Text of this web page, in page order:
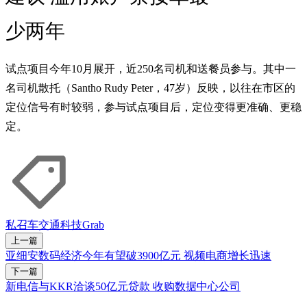
少两年
试点项目今年10月展开，近250名司机和送餐员参与。其中一
名司机散托（Santho Rudy Peter，47岁）反映，以往在市区的
定位信号有时较弱，参与试点项目后，定位变得更准确、更稳
定。
私召车交通科技Grab
上一篇
亚细安数码经济今年有望破3900亿元 视频电商增长迅速
下一篇
新电信与KKR洽谈50亿元贷款 收购数据中心公司